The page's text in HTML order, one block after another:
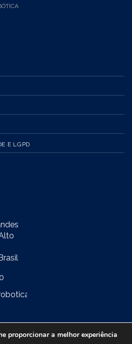
E LGPD
proporcionar a melhor experiência